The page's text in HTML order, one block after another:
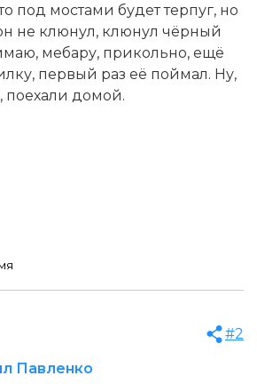
под мостами будет терпуг, но
не клюнул, клюнул чёрный
мебару, прикольно, ещё
первый раз её поймал. Ну,
поехали домой.
Павленко
#2